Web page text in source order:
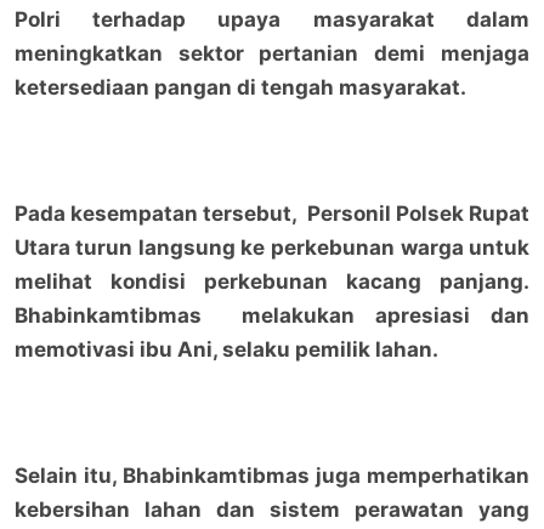
Polri terhadap upaya masyarakat dalam
meningkatkan sektor pertanian demi menjaga
ketersediaan pangan di tengah masyarakat.
Pada kesempatan tersebut, Personil Polsek Rupat
Utara turun langsung ke perkebunan warga untuk
melihat kondisi perkebunan kacang panjang.
Bhabinkamtibmas melakukan apresiasi dan
memotivasi ibu Ani, selaku pemilik lahan.
Selain itu, Bhabinkamtibmas juga memperhatikan
kebersihan lahan dan sistem perawatan yang